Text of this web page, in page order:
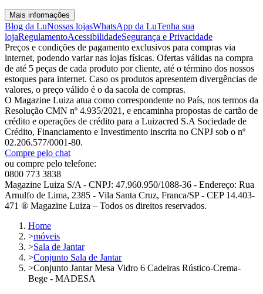
Mais informações
Blog da LuNossas lojasWhatsApp da LuTenha sua
lojaRegulamentoAcessibilidadeSegurança e Privacidade
Preços e condições de pagamento exclusivos para compras via
internet, podendo variar nas lojas físicas. Ofertas válidas na compra
de até 5 peças de cada produto por cliente, até o término dos nossos
estoques para internet. Caso os produtos apresentem divergências de
valores, o preço válido é o da sacola de compras.
O Magazine Luiza atua como correspondente no País, nos termos da
Resolução CMN nº 4.935/2021, e encaminha propostas de cartão de
crédito e operações de crédito para a Luizacred S.A Sociedade de
Crédito, Financiamento e Investimento inscrita no CNPJ sob o nº
02.206.577/0001-80.
Compre pelo chat
ou compre pelo telefone:
0800 773 3838
Magazine Luiza S/A - CNPJ: 47.960.950/1088-36 - Endereço: Rua
Arnulfo de Lima, 2385 - Vila Santa Cruz, Franca/SP - CEP 14.403-
471 ® Magazine Luiza – Todos os direitos reservados.
Home
>móveis
>Sala de Jantar
>Conjunto Sala de Jantar
>Conjunto Jantar Mesa Vidro 6 Cadeiras Rústico-Crema-
Bege - MADESA